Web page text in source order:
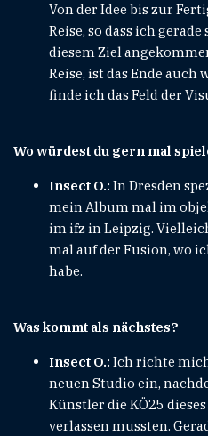
Von der Idee bis zur
Reise, so dass ich
diesem Ziel
Reise, ist das Ende
finde ich das Feld der
Wo würdest du gern mal
Insect O.: In Dresden
mein Album mal im
im ifz in Leipzig.
mal auf der Fusion, wo
habe.
Was kommt als nächstes?
Insect O.: Ich richte
neuen Studio ein,
Künstler die KÖ25
verlassen mussten.